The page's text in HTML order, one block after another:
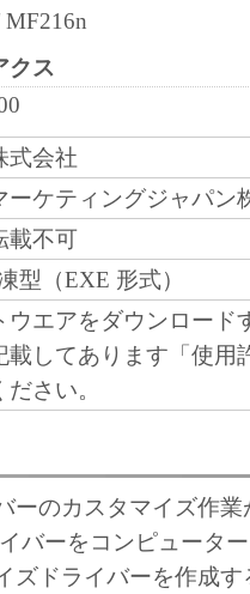
software
227.7202-1 through
End Users shall
those rights set forth
3-chome,
"the SOFTWARE"と
トウェア」を意味し、
た場合でも、その他の
ます。
クス
式会社
ーケティングジャパン
載不可
型（EXE 形式）
ウエアをダウンロード
載してあります「使用
さい。
ーのカスタマイズ作
バーをコンピュータ
ズドライバーを作成